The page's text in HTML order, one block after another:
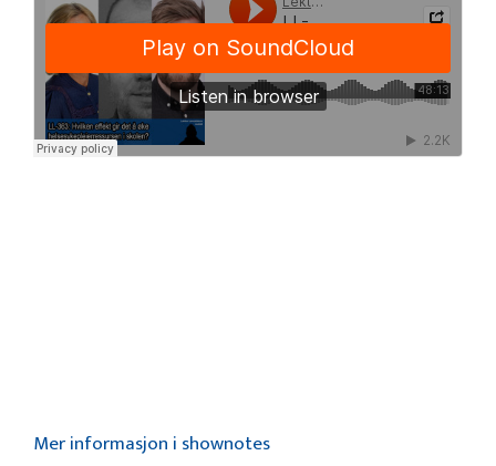
Mer informasjon i shownotes